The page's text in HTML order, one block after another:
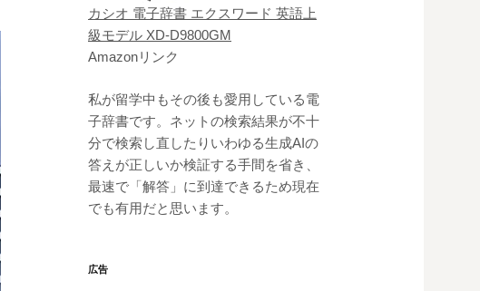
カシオ 電子辞書 エクスワード 英語上
級モデル XD-D9800GM
Amazonリンク
私が留学中もその後も愛用している電
子辞書です。ネットの検索結果が不十
分で検索し直したりいわゆる生成AIの
答えが正しいか検証する手間を省き、
最速で「解答」に到達できるため現在
でも有用だと思います。
広告